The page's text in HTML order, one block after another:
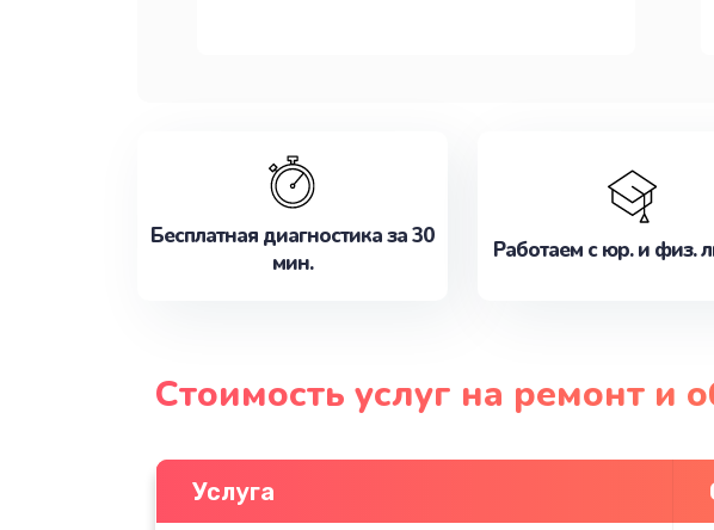
Бесплатная диагностика за 30
мин.
Работаем с юр. и физ.
Стоимость услуг на ремонт и
Услуга